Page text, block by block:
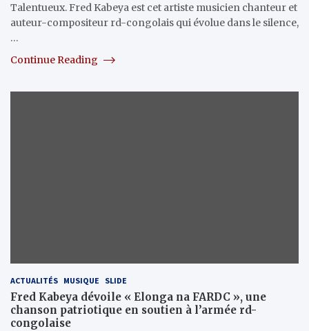
Talentueux. Fred Kabeya est cet artiste musicien chanteur et
auteur-compositeur rd-congolais qui évolue dans le silence,
…
Continue Reading
ACTUALITÉS MUSIQUE SLIDE
Fred Kabeya dévoile « Elonga na FARDC », une
chanson patriotique en soutien à l’armée rd-
congolaise